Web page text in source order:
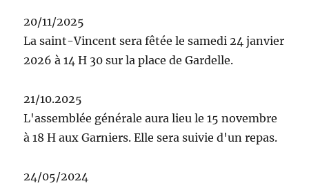
20/11/2025
La saint-Vincent sera fêtée le samedi 24 janvier
2026 à 14 H 30 sur la place de Gardelle.
21/10.2025
L'assemblée générale aura lieu le 15 novembre
à 18 H aux Garniers. Elle sera suivie d'un repas.
24/05/2024